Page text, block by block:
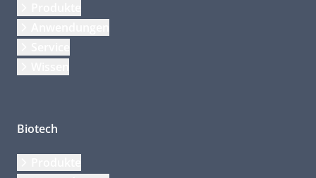
Biotech